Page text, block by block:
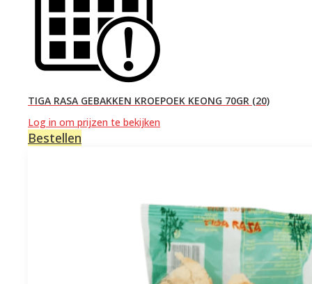
TIGA RASA GEBAKKEN KROEPOEK KEONG 70GR (20)
Log in om prijzen te bekijken
Bestellen